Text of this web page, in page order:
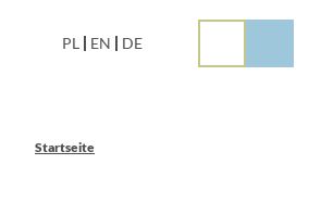
PL EN DE
Startseite